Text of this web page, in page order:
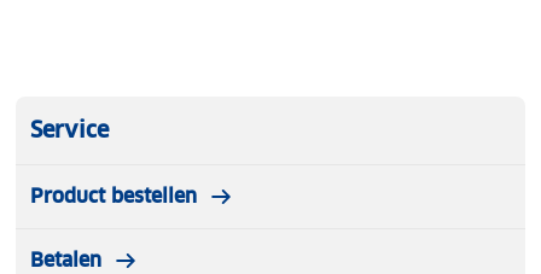
Service
Product bestellen
Betalen